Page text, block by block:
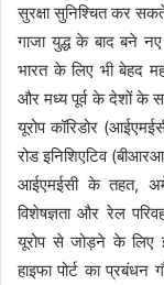
सुरक्षा सुनिश्चित कर
गाजा युद्ध के बाद बने
भारत के लिए भी बेहद
और मध्य पूर्व के देशों के
यूरोप कॉरिडोर
रोड इनिशिएटिव
आईएमईसी के तहत,
विशेषज्ञता और रेल
यूरोप से जोड़ने के लिए
हाइफा पोर्ट का